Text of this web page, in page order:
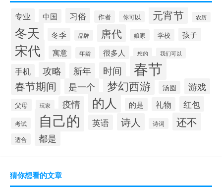
专业 中国 习俗 作者 你可以 元宵节 农历
冬天 冬季 品牌 唐代 娘家 学校 孩子
宋代 寓意 年龄 很多人 您的 我们可以
手机 攻略 新年 时间 春节
春节期间 是一个 梦幻西游 汤圆 游戏
父母 玩家 疫情 的人 的是 礼物 红包
考试 自己的 英语 诗人 诗词 还不
适合 都是
猜你想看的文章